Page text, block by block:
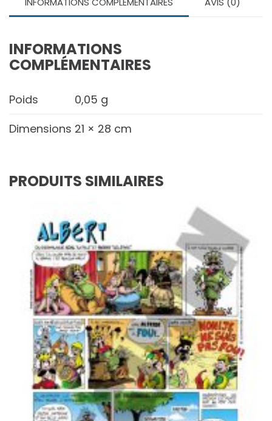
INFORMATIONS
COMPLÉMENTAIRES
Poids
0,05 g
Dimensions 21 × 28 cm
PRODUITS SIMILAIRES